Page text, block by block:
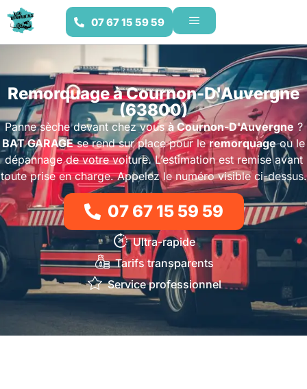
07 67 15 59 59
Remorquage à Cournon-D'Auvergne
(63800)
Panne sèche devant chez vousà Cournon-D'Auvergne?
BAT GARAGEse rend sur place pour leremorquageou le
dépannage de votre voiture. L’estimation est remise avant
toute prise en charge. Appelez le numéro visible ci-dessus.
07 67 15 59 59
Ultra-rapide
Tarifs transparents
Service professionnel